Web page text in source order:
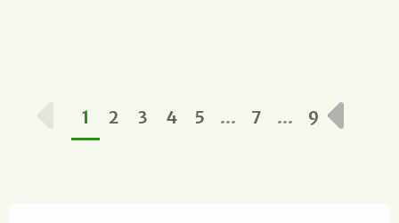
1 2 3 4 5 … 7 … 9